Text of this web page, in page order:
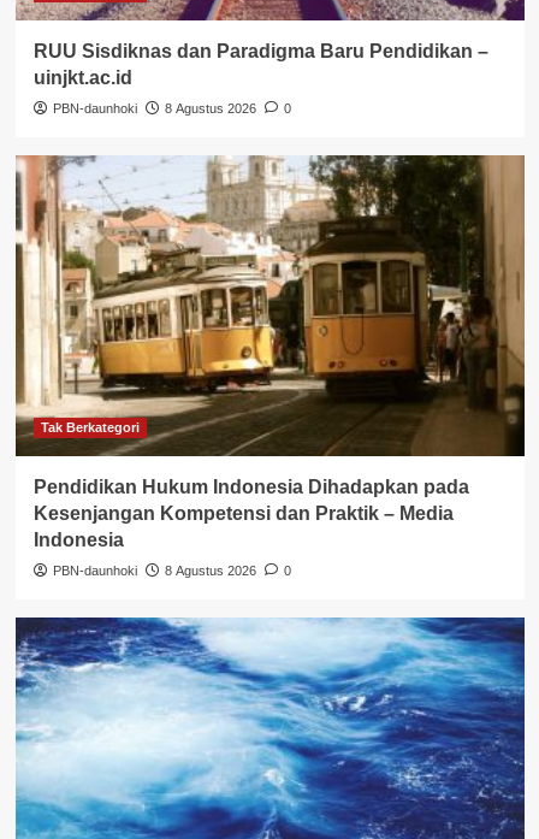
RUU Sisdiknas dan Paradigma Baru Pendidikan –
uinjkt.ac.id
PBN-daunhoki 8 Agustus 2026 0
Tak Berkategori
Pendidikan Hukum Indonesia Dihadapkan pada
Kesenjangan Kompetensi dan Praktik – Media
Indonesia
PBN-daunhoki 8 Agustus 2026 0